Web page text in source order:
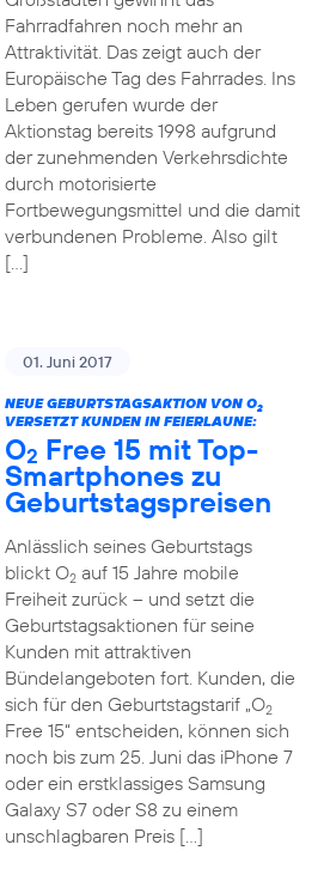
Fahrradfahren noch mehr an
Attraktivität. Das zeigt auch der
Europäische Tag des Fahrrades. Ins
Leben gerufen wurde der
Aktionstag bereits 1998 aufgrund
der zunehmenden Verkehrsdichte
durch motorisierte
Fortbewegungsmittel und die damit
verbundenen Probleme. Also gilt
[…]
01. Juni 2017
NEUE GEBURTSTAGSAKTION VON O2
VERSETZT KUNDEN IN FEIERLAUNE:
O2 Free 15 mit Top-
Smartphones zu
Geburtstagspreisen
Anlässlich seines Geburtstags
blickt O2auf 15 Jahre mobile
Freiheit zurück – und setzt die
Geburtstagsaktionen für seine
Kunden mit attraktiven
Bündelangeboten fort. Kunden, die
sich für den Geburtstagstarif „O2
Free 15“ entscheiden, können sich
noch bis zum 25. Juni das iPhone 7
oder ein erstklassiges Samsung
Galaxy S7 oder S8 zu einem
unschlagbaren Preis […]